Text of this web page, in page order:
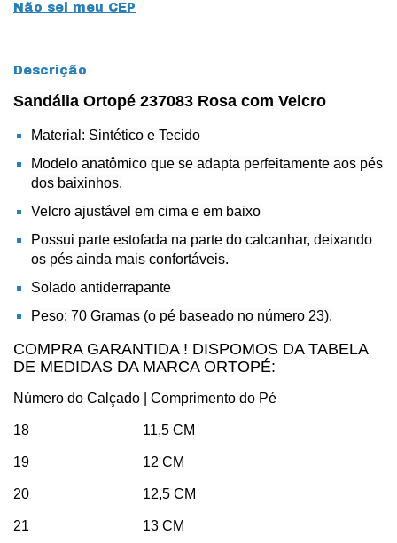
Não sei meu CEP
Descrição
Sandália Ortopé 237083 Rosa com Velcro
Material: Sintético e Tecido
Modelo anatômico que se adapta perfeitamente aos pés
dos baixinhos.
Velcro ajustável em cima e em baixo
Possui parte estofada na parte do calcanhar, deixando
os pés ainda mais confortáveis.
Solado antiderrapante
Peso: 70 Gramas (o pé baseado no número 23).
COMPRA GARANTIDA ! DISPOMOS DA TABELA
DE MEDIDAS DA MARCA ORTOPÉ:
Número do Calçado | Comprimento do Pé
18 11,5 CM
19 12 CM
20 12,5 CM
21 13 CM